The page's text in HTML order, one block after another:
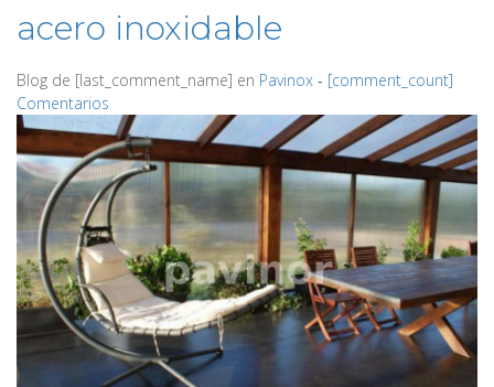
acero inoxidable
Blog de [last_comment_name] en Pavinox ‐ [comment_count]
Comentarios